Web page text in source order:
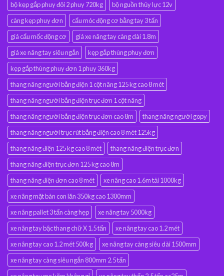
bộ kẹp gắp phuy đôi 2 phuy 720kg
bộ nguồn thủy lực 12v
càng kẹp phuy đơn
cẩu móc động cơ bằng tay 3 tấn
giá cẩu mốc động cơ
giá xe nâng tay càng dài 1.8m
giá xe nâng tay siêu ngắn
kẹp gắp thùng phuy đơn
kẹp gắp thùng phuy đơn 1 phuy 360kg
thang nâng người bằng điện 1 cột nâng 125 kg cao 8 mét
thang nâng người bằng điện trục đơn 1 cột nâng
thang nâng người bằng điện trục đơn cao 8m
thang nâng người gopy
thang nâng người trục rút bằng điện cao 8 mét 125kg
thang nâng điện 125 kg cao 8 mét
thang nâng điện trục đơn
thang nâng điện trục đơn 125 kg cao 8m
thang nâng điện đơn cao 8 mét
xe nâng cao 1.6m tải 1000kg
xe nâng mặt bàn con lăn 350kg cao 1300mm
xe nâng pallet 3 tấn càng hẹp
xe nâng tay 5000kg
xe nâng tay bậc thang chữ X 1.5 tấn
xe nâng tay cao 1.2 mét
xe nâng tay cao 1.2 mét 500kg
xe nâng tay càng siêu dài 1500mm
xe nâng tay càng siêu ngắn 800mm 2.5 tấn